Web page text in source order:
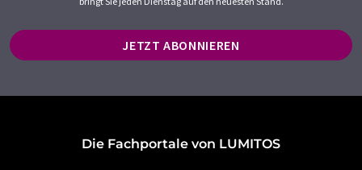
JETZT ABONNIEREN
Die Fachportale von LUMITOS